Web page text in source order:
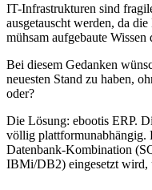
IT-Infrastrukturen sind
ausgetauscht werden, da
mühsam aufgebaute
Bei diesem Gedanken
neuesten Stand zu haben,
oder?
Die Lösung: ebootis ERP.
völlig plattformunabhängig.
Datenbank-Kombination
IBMi/DB2) eingesetzt wird,